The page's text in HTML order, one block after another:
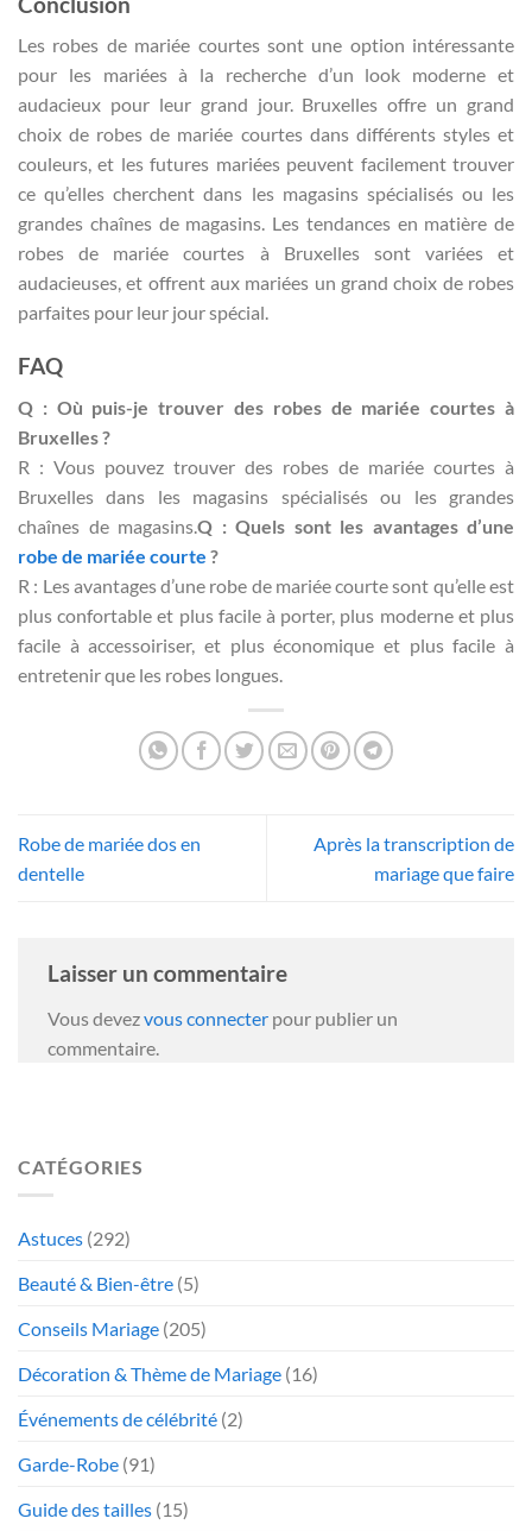
Les robes de mariée courtes sont une option intéressante
pour les mariées à la recherche d’un look moderne et
audacieux pour leur grand jour. Bruxelles offre un grand
choix de robes de mariée courtes dans différents styles et
couleurs, et les futures mariées peuvent facilement trouver
ce qu’elles cherchent dans les magasins spécialisés ou les
grandes chaînes de magasins. Les tendances en matière de
robes de mariée courtes à Bruxelles sont variées et
audacieuses, et offrent aux mariées un grand choix de robes
parfaites pour leur jour spécial.
FAQ
Q : Où puis-je trouver des robes de mariée courtes à
Bruxelles ?
R : Vous pouvez trouver des robes de mariée courtes à
Bruxelles dans les magasins spécialisés ou les grandes
chaînes de magasins.Q : Quels sont les avantages d’une
robe de mariée courte ?
R : Les avantages d’une robe de mariée courte sont qu’elle est
plus confortable et plus facile à porter, plus moderne et plus
facile à accessoiriser, et plus économique et plus facile à
entretenir que les robes longues.
Robe de mariée dos en
dentelle
Après la transcription de
mariage que faire
Laisser un commentaire
Vous devezvous connecter pour publier un
commentaire.
CATÉGORIES
Astuces (292)
Beauté & Bien-être (5)
Conseils Mariage (205)
Décoration & Thème de Mariage (16)
Événements de célébrité (2)
Garde-Robe (91)
Guide des tailles (15)